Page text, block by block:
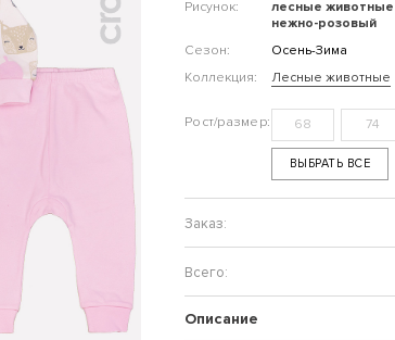
Рисунок:
лесные животные
нежно-розовый
Сезон:
Осень-Зима
Коллекция:
Лесные животные
68 74
ВЫБРАТЬ ВСЕ
Описание